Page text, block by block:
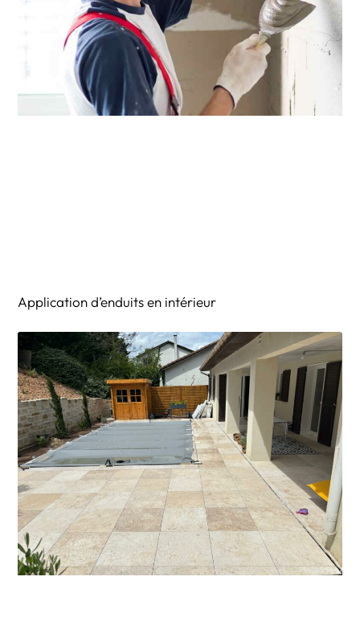
Application d’enduits en intérieur